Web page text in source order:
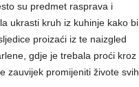
su predmet rasprava i
ukrasti kruh iz kuhinje kako bi
proizaći iz te naizgled
gdje je trebala proći kroz
zauvijek promijeniti živote svih